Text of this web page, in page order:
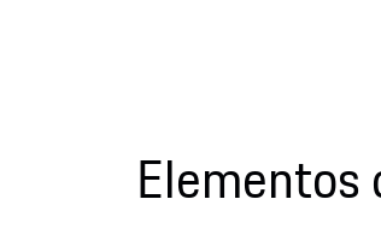
Elementos